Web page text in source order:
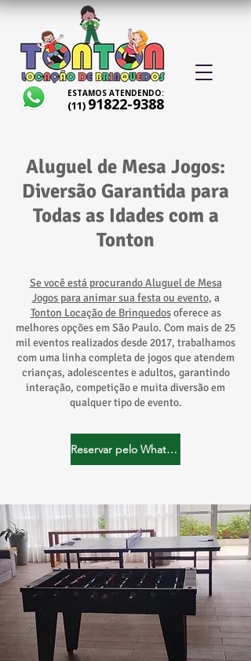
ESTAMOS ATENDENDO:
(11) 91822-9388
Aluguel de Mesa Jogos:
Diversão Garantida para
Todas as Idades com a
Tonton
Se você está procurando Aluguel de Mesa
Jogos para animar sua festa ou evento, a
Tonton Locação de Brinquedosoferece as
melhores opções em São Paulo. Com mais de 25
mil eventos realizados desde 2017, trabalhamos
com uma linha completa de jogos que atendem
crianças, adolescentes e adultos, garantindo
interação, competição e muita diversão em
qualquer tipo de evento.
Reservar pelo WhatsApp